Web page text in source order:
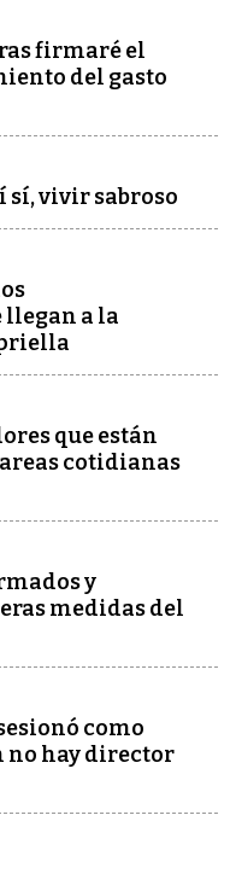
firmaré el
del gasto
sí, vivir sabroso
a la
que están
cotidianas
y
medidas del
como
no hay director